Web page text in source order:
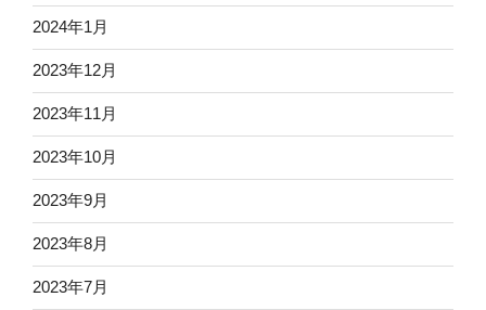
2024年1月
2023年12月
2023年11月
2023年10月
2023年9月
2023年8月
2023年7月